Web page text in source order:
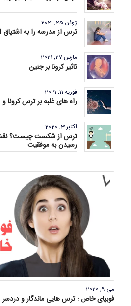
ژوئن 25, 2021
ترس از مدرسه را به اشتیاق
مارس 27, 2021
تاثیر کرونا بر جنین
فوریه 11, 2021
راه های غلبه بر ترس کرونا
اکتبر 3, 2020
ترس از شکست چیست؟
رسیدن به موفقیت
می 9, 2020
فوبیای خاص : ترس هایی ماندگار و دردسر